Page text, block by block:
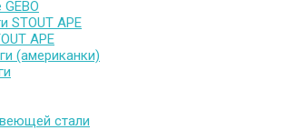
STOUT APE
APE
(американки)
стали